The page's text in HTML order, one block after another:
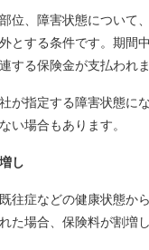
位、障害状態について
とする条件です。期間
する保険金が支払われま
が指定する障害状態に
い場合もあります。
し
往症などの健康状態か
た場合、保険料が割増